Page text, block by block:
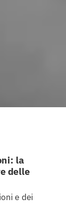
la
delle
e dei